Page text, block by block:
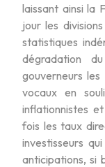
laissant ainsi la
jour les
statistiques
dégradation
gouverneurs
vocaux en
inflationnistes
fois les taux
investisseurs
anticipations, si